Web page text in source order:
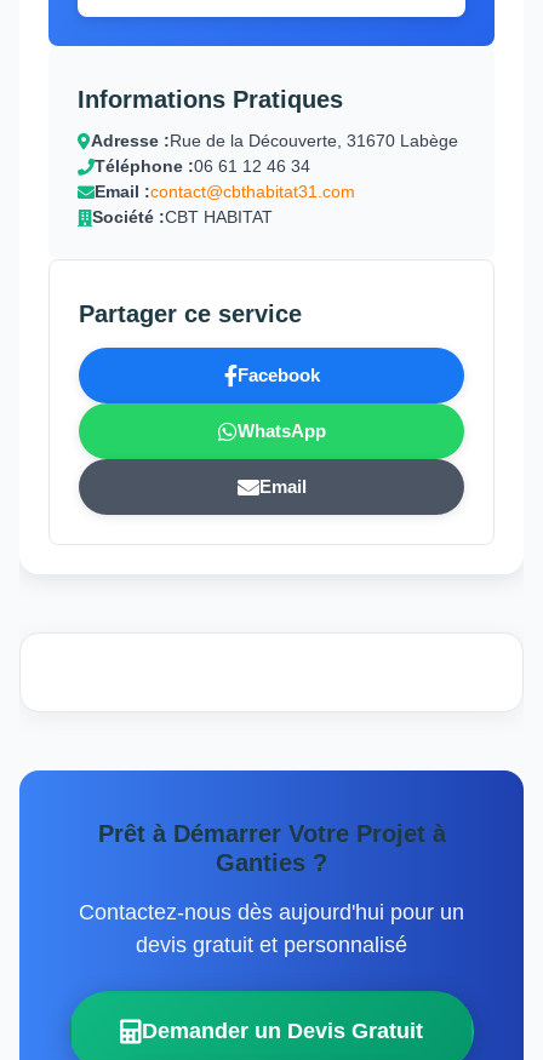
Informations Pratiques
Adresse :Rue de la Découverte, 31670 Labège
Téléphone :06 61 12 46 34
Email :contact@cbthabitat31.com
Société :CBT HABITAT
Partager ce service
Facebook
WhatsApp
Email
Prêt à Démarrer Votre Projet à
Ganties ?
Contactez-nous dès aujourd'hui pour un
devis gratuit et personnalisé
Demander un Devis Gratuit